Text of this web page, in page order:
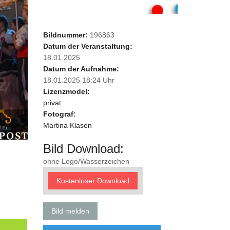
Bildnummer: 196863
Datum der Veranstaltung:
18.01.2025
Datum der Aufnahme:
18.01.2025 18:24 Uhr
Lizenzmodel:
privat
Fotograf:
Martina Klasen
Bild Download:
ohne Logo/Wasserzeichen
Kostenloser Download
Bild melden